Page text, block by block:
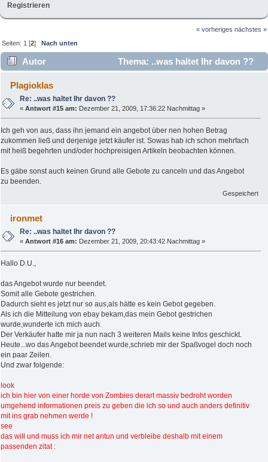
Registrieren
« vorheriges nächstes »
Seiten: 1 [2]Nach unten
Autor
Thema: ..was haltet Ihr davon ??
(Gelesen 8049 mal)
Plagioklas
Re: ..was haltet Ihr davon ??
«Antwort #15 am: Dezember 21, 2009, 17:36:22 Nachmittag »
Ich geh von aus, dass ihn jemand ein angebot über nen hohen Betrag
zukommen ließ und derjenige jetzt käufer ist. Sowas hab ich schon mehrfach
mit heiß begehrten und/oder hochpreisigen Artikeln beobachten können.
Es gäbe sonst auch keinen Grund alle Gebote zu canceln und das Angebot
zu beenden.
Gespeichert
ironmet
Re: ..was haltet Ihr davon ??
«Antwort #16 am: Dezember 21, 2009, 20:43:42 Nachmittag »
Hallo D.U.,
das Angebot wurde nur beendet.
Somit alle Gebote gestrichen.
Dadurch sieht es jetzt nur so aus,als hätte es kein Gebot gegeben.
Als ich die Mitteilung von ebay bekam,das mein Gebot gestrichen
wurde,wunderte ich mich auch.
Der Verkäufer hatte mir ja nun nach 3 weiteren Mails keine Infos geschickt.
Heute...wo das Angebot beendet wurde,schrieb mir der Spaßvogel doch noch
ein paar Zeilen.
Und zwar folgende:
look
ich bin hier von einer horde von Zombies derart massiv bedroht worden
umgehend informationen preis zu geben die ich so und auch anders definitiv
mit ins grab nehmen werde !
see
das will und muss ich mir net antun und verbleibe deshalb mit einem
passenden zitat :